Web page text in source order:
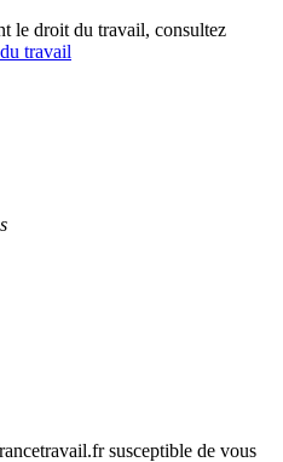
le droit du travail, consultez
travail
susceptible de vous